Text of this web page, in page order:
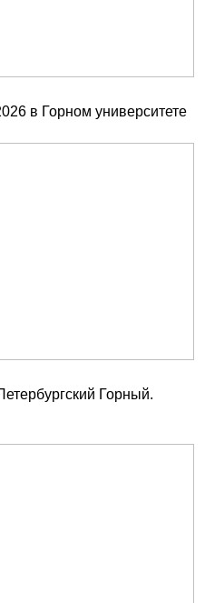
в Горном университете
Горный.